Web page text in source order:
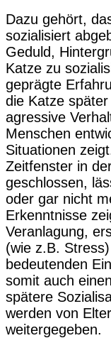
Dazu gehört,
sozialisiert
Geduld,
Katze zu
geprägte
die Katze
agressive
Menschen
Situationen
Zeitfenster in
geschlossen,
oder gar nicht
Erkenntnisse
Veranlagung,
(wie z.B.
bedeutenden
somit auch
spätere
werden von
weitergegeben.